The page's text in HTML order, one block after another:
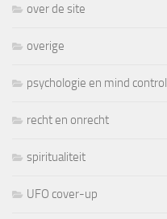
over de site
overige
psychologie en mind control
recht en onrecht
spiritualiteit
UFO cover-up